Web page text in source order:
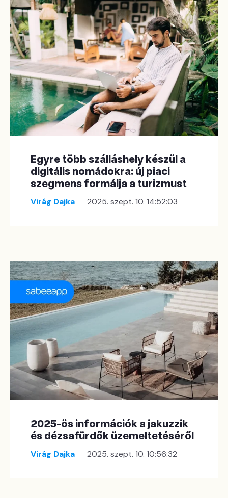
Egyre több szálláshely készül a
digitális nomádokra: új piaci
szegmens formálja a turizmust
Virág Dajka 2025. szept. 10. 14:52:03
2025-ös információk a jakuzzik
és dézsafürdők üzemeltetéséről
Virág Dajka 2025. szept. 10. 10:56:32